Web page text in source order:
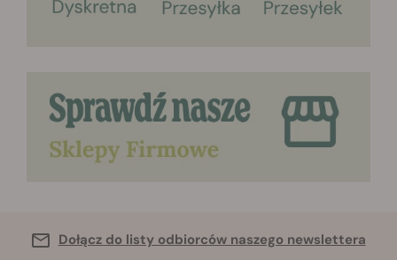
Dołącz do listy odbiorców naszego newslettera